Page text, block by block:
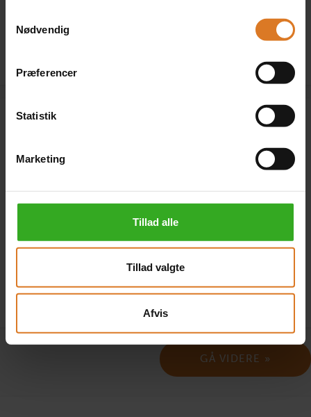
Nødvendig
Præferencer
Statistik
Marketing
Tillad alle
Tillad valgte
Afvis
Klik her for at kombinere forskellige værelsestyper »